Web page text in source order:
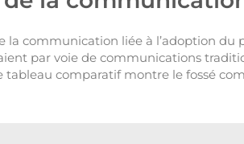
la communication liée à l’adoption du
par voie de communications
tableau comparatif montre le fossé